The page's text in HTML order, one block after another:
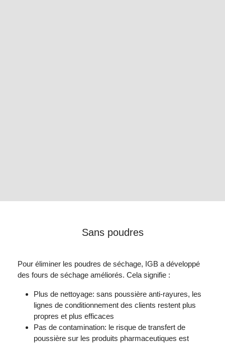
Sans poudres
Pour éliminer les poudres de séchage, IGB a développé
des fours de séchage améliorés. Cela signifie :
Plus de nettoyage: sans poussière anti-rayures, les
lignes de conditionnement des clients restent plus
propres et plus efficaces
Pas de contamination: le risque de transfert de
poussière sur les produits pharmaceutiques est